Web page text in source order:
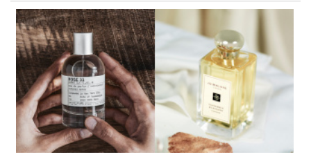
古亭超人氣銅板美食「溫州街蘿蔔絲餅達
人」，不排隊吃不到的爆餡蘿蔔絲餅！
2022台北城市博覽會8/27花博開展！實
體+線上展覽同步推出，4大亮點搶先看